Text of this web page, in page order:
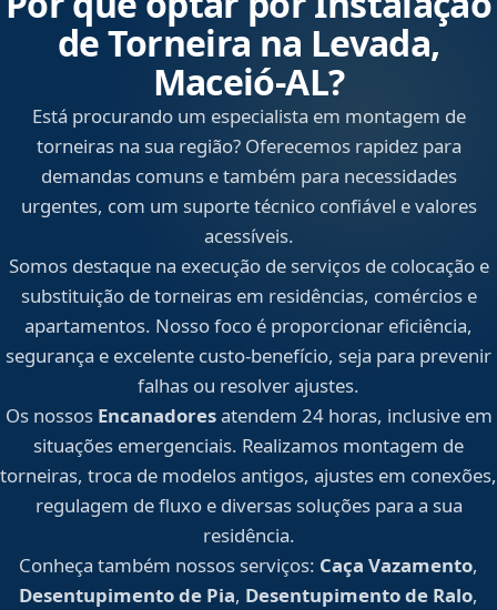
de Torneira na Levada,
Maceió‑AL?
Está procurando um especialista em montagem de
torneiras na sua região? Oferecemos rapidez para
demandas comuns e também para necessidades
urgentes, com um suporte técnico confiável e valores
acessíveis.
Somos destaque na execução de serviços de colocação e
substituição de torneiras em residências, comércios e
apartamentos. Nosso foco é proporcionar eficiência,
segurança e excelente custo-benefício, seja para prevenir
falhas ou resolver ajustes.
Os nossos Encanadoresatendem 24 horas, inclusive em
situações emergenciais. Realizamos montagem de
torneiras, troca de modelos antigos, ajustes em conexões,
regulagem de fluxo e diversas soluções para a sua
residência.
Conheça também nossos serviços: Caça Vazamento,
Desentupimento de Pia, Desentupimento de Ralo,